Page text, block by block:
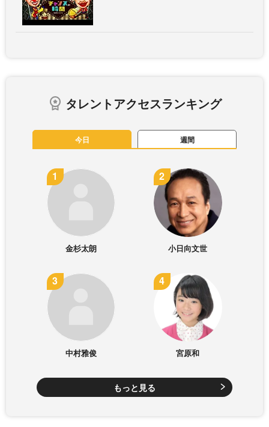
タレントアクセスランキング
今日 週間
金杉太朗 小日向文世
中村雅俊 宮原和
もっと見る